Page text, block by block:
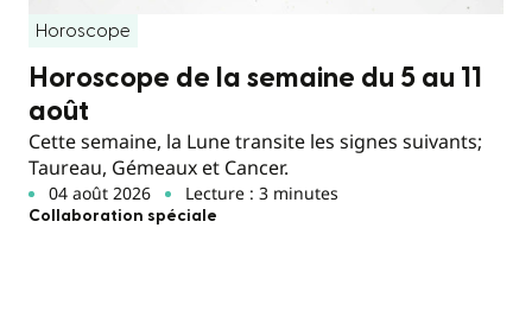
Horoscope
Horoscope de la semaine du 5 au 11
août
Cette semaine, la Lune transite les signes suivants;
Taureau, Gémeaux et Cancer.
04 août 2026 Lecture : 3 minutes
Collaboration spéciale